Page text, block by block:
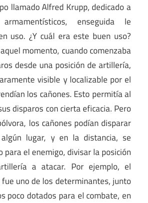
llamado Alfred Krupp, dedicado a
enseguida le
uso. ¿Y cuál era este buen uso?
momento, cuando comenzaba
desde una posición de artillería,
visible y localizable por el
los cañones. Esto permitía al
disparos con cierta eficacia. Pero
los cañones podían disparar
lugar, y en la distancia, se
para el enemigo, divisar la posición
a atacar. Por ejemplo, el
uno de los determinantes, junto
poco dotados para el combate, en